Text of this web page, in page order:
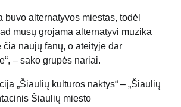
buvo alternatyvos miestas, todėl
mūsų grojama alternatyvi muzika
čia naujų fanų, o ateityje dar
– sako grupės nariai.
„Šiaulių kultūros naktys“ – „Šiaulių
Šiaulių miesto